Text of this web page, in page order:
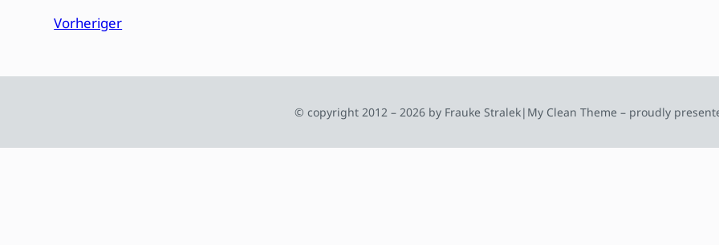
Vorheriger
© copyright 2012 – 2026 by Frauke Stralek| My Clean Theme – proudly